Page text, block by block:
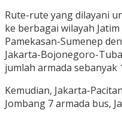
Rute-rute yang dilayani
ke berbagai wilayah
Pamekasan-Sumenep
Jakarta-Bojonegoro-
jumlah armada sebanyak
Kemudian, Jakarta-
Jombang 7 armada bus,